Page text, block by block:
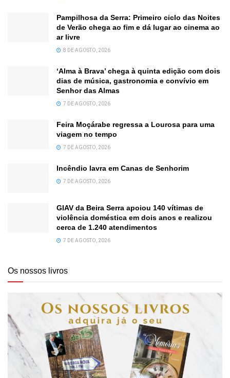
Pampilhosa da Serra: Primeiro ciclo das Noites
de Verão chega ao fim e dá lugar ao cinema ao
ar livre
8 DE AGOSTO, 2026
‘Alma à Brava’ chega à quinta edição com dois
dias de música, gastronomia e convívio em
Senhor das Almas
7 DE AGOSTO, 2026
Feira Moçárabe regressa a Lourosa para uma
viagem no tempo
7 DE AGOSTO, 2026
Incêndio lavra em Canas de Senhorim
7 DE AGOSTO, 2026
GIAV da Beira Serra apoiou 140 vítimas de
violência doméstica em dois anos e realizou
cerca de 1.240 atendimentos
7 DE AGOSTO, 2026
Os nossos livros